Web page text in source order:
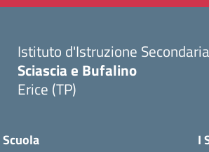
Istituto d'Istruzione
Sciascia e Bufalino
Erice (TP)
Scuola I